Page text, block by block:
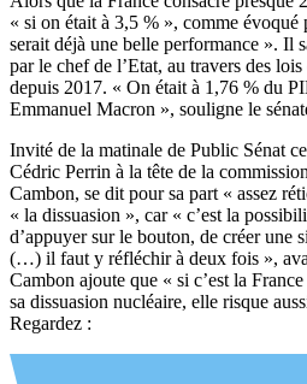
« si on était à 3,5 % », comme
serait déjà une belle performance ». Il
par le chef de l’Etat, au travers des
depuis 2017. « On était à 1,76 % du
Emmanuel Macron », souligne le
Invité de la matinale de Public Sénat
Cédric Perrin à la tête de la
Cambon, se dit pour sa part « assez
« la dissuasion », car « c’est la
d’appuyer sur le bouton, de créer une
(…) il faut y réfléchir à deux fois »,
Cambon ajoute que « si c’est la
sa dissuasion nucléaire, elle risque
Regardez :